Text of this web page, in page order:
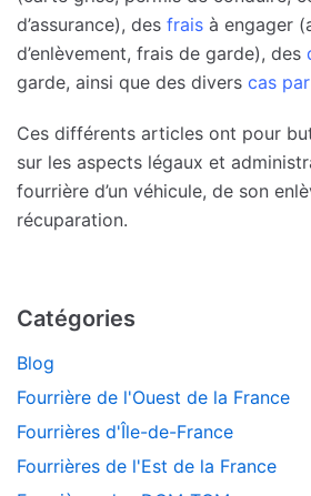
d’assurance), des frais à engager
d’enlèvement, frais de garde), des
garde, ainsi que des divers cas
Ces différents articles ont pour
sur les aspects légaux et
fourrière d’un véhicule, de son
récuparation.
Catégories
Blog
Fourrière de l'Ouest de la France
Fourrières d'Île-de-France
Fourrières de l'Est de la France